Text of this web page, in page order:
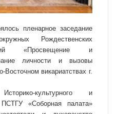
пленарное заседание
Рождественских
«Просвещение и
личности и вызовы
викариатствах г.
культурного и
ПСТГУ «Соборная палата»